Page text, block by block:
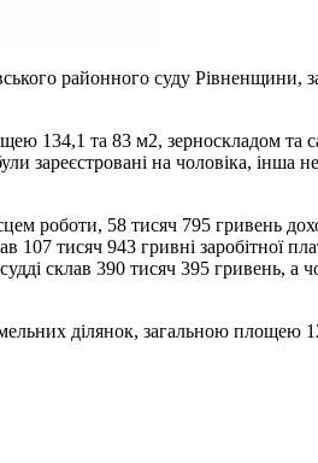
районного суду Рівненщини,
134,1 та 83 м2, зерноскладом
зареєстровані на чоловіка, інша
роботи, 58 тисяч 795 гривень
тисяч 943 гривні заробітної
склав 390 тисяч 395 гривень, а
ділянок, загальною площею